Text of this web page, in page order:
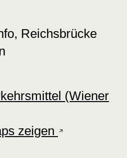
Reichsbrücke
(Wiener
zeigen